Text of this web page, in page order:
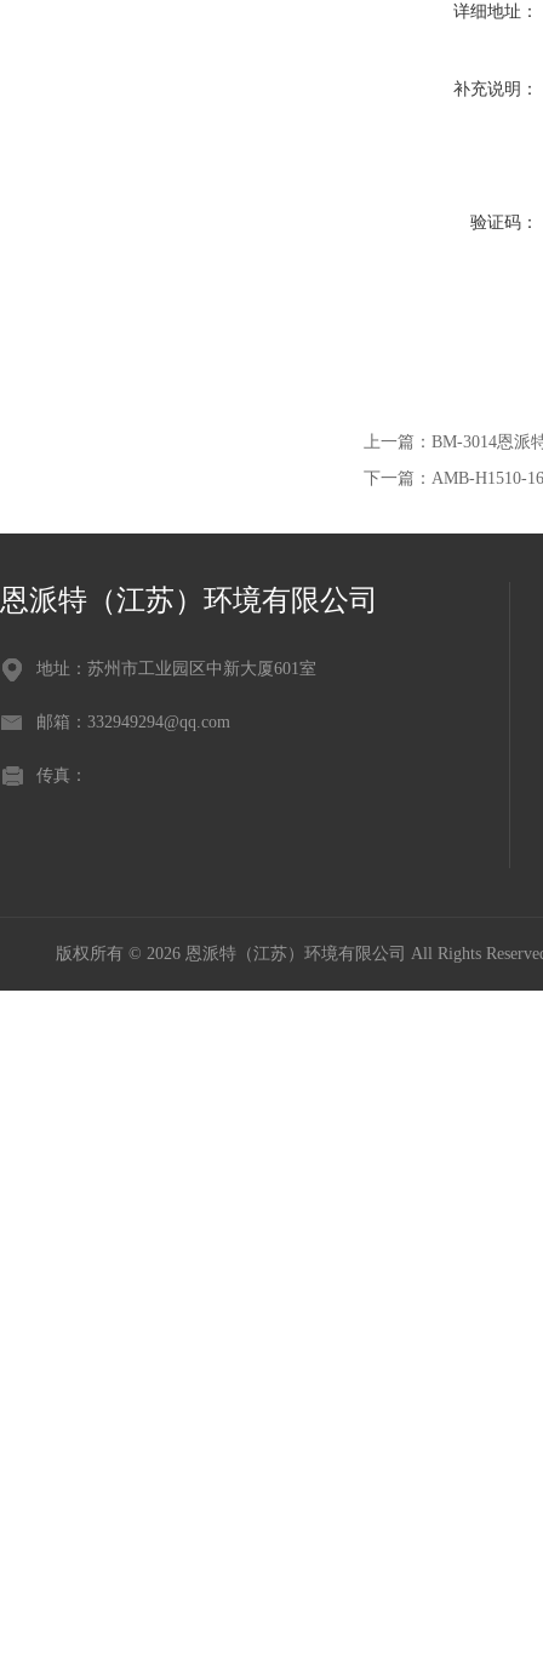
详细地址：
补充说明：
验证码：
上一篇： BM-3014恩派
下一篇： AMB-H1510-
恩派特（江苏）环境有限公司
地址：苏州市工业园区中新大厦601室
邮箱：332949294@qq.com
传真：
版权所有 © 2026 恩派特（江苏）环境有限公司 All Rights